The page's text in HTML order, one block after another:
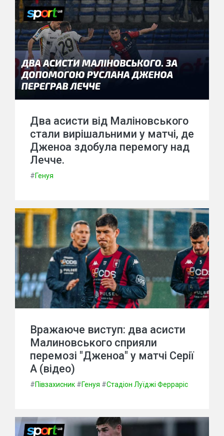
Два асисти від Маліновського
стали вирішальними у матчі, де
Дженоа здобула перемогу над
Лечче.
#Генуя
Вражаюче виступ: два асисти
Малиновського сприяли
перемозі "Дженоа" у матчі Серії
А (відео)
#Півзахисник #Генуя #Стадіон Луїджі Ферраріс